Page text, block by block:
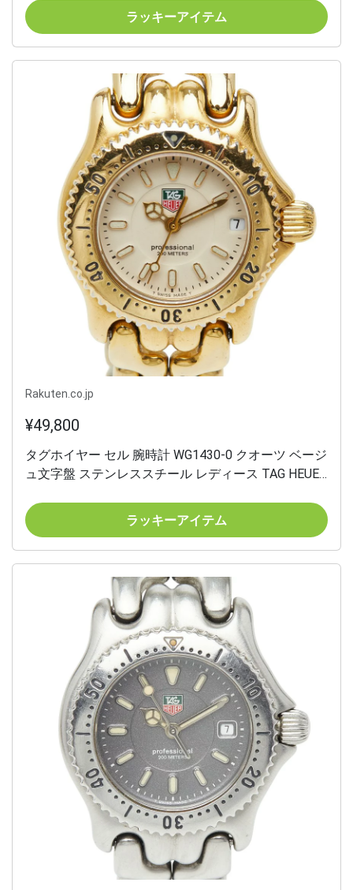
げ済み 【中古】
ラッキーアイテム
Rakuten.co.jp
¥49,800
タグホイヤー セル 腕時計 WG1430-0 クオーツ ベージ
ュ文字盤 ステンレススチール レディース TAG HEUER
ラッキーアイテム